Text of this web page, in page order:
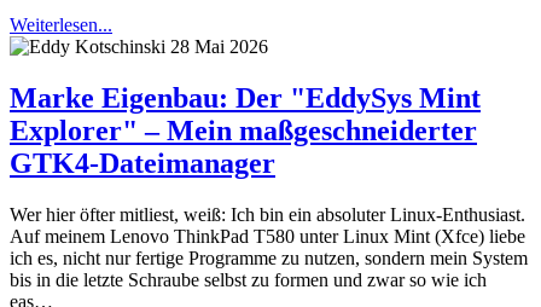
Weiterlesen...
28 Mai 2026
Marke Eigenbau: Der "EddySys Mint
Explorer" – Mein maßgeschneiderter
GTK4-Dateimanager
Wer hier öfter mitliest, weiß: Ich bin ein absoluter Linux-Enthusiast.
Auf meinem Lenovo ThinkPad T580 unter Linux Mint (Xfce) liebe
ich es, nicht nur fertige Programme zu nutzen, sondern mein System
bis in die letzte Schraube selbst zu formen und zwar so wie ich
eas…